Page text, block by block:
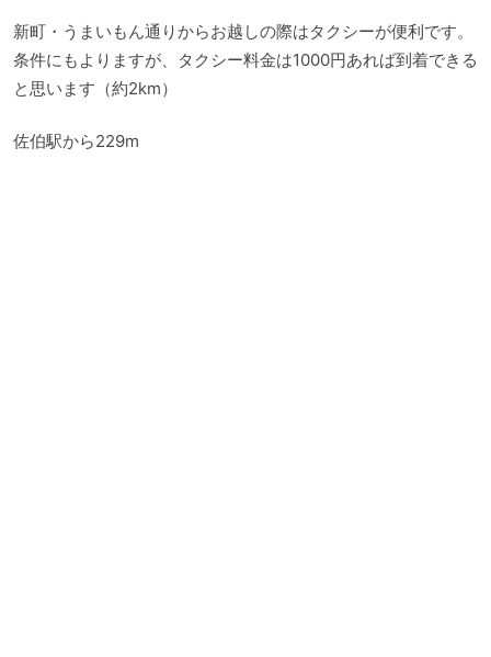
新町・うまいもん通りからお越しの際はタクシーが便利です。
条件にもよりますが、タクシー料金は1000円あれば到着できる
と思います（約2km）
佐伯駅から229m